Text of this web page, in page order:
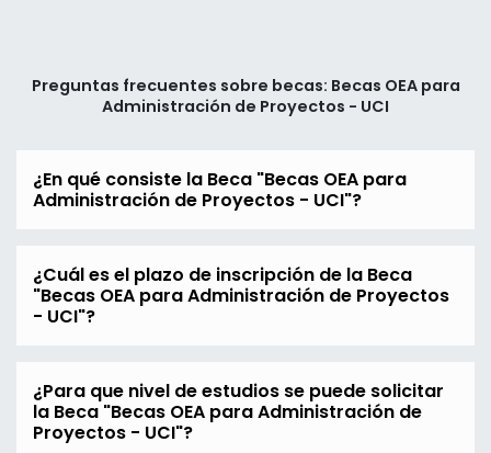
Preguntas frecuentes sobre becas: Becas OEA para
Administración de Proyectos - UCI
¿En qué consiste la Beca "Becas OEA para
Administración de Proyectos - UCI"?
¿Cuál es el plazo de inscripción de la Beca
"Becas OEA para Administración de Proyectos
- UCI"?
¿Para que nivel de estudios se puede solicitar
la Beca "Becas OEA para Administración de
Proyectos - UCI"?